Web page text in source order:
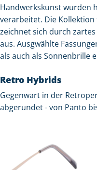
Handwerkskunst wurden
verarbeitet. Die
zeichnet sich durch
aus. Ausgwählte
als auch als Sonnenbrille
Retro Hybrids
Gegenwart in der
abgerundet - von Panto